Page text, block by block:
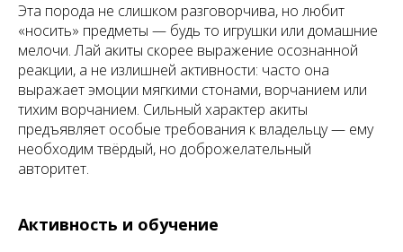
Эта порода не слишком разговорчива, но любит
«носить» предметы — будь то игрушки или домашние
мелочи. Лай акиты скорее выражение осознанной
реакции, а не излишней активности: часто она
выражает эмоции мягкими стонами, ворчанием или
тихим ворчанием. Сильный характер акиты
предъявляет особые требования к владельцу — ему
необходим твёрдый, но доброжелательный
авторитет.
Активность и обучение